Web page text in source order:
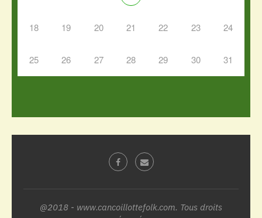
18 19 20 21 22 23 24
25 26 27 28 29 30 31
@2018 - www.cancoillottefolk.com. Tous droits